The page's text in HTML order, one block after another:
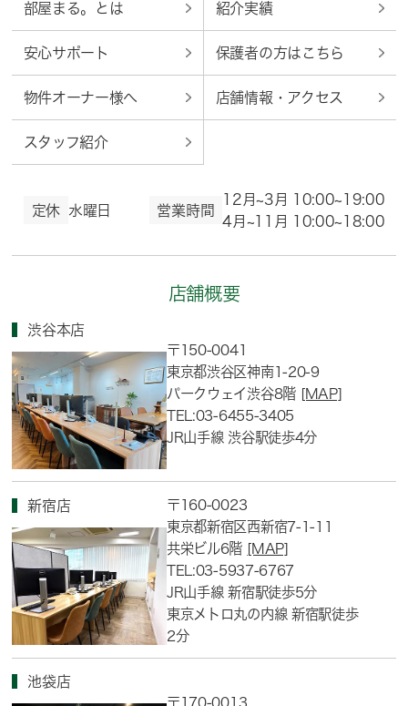
部屋まる。とは 紹介実績
安心サポート 保護者の方はこちら
物件オーナー様へ 店舗情報・アクセス
スタッフ紹介
定休 水曜日 営業時間
12月~3月 10:00~19:00
4月~11月 10:00~18:00
店舗概要
渋谷本店
〒150-0041
東京都渋谷区神南1-20-9
パークウェイ渋谷8階 [MAP]
TEL:03-6455-3405
JR山手線 渋谷駅徒歩4分
新宿店
〒160-0023
東京都新宿区西新宿7-1-11
共栄ビル6階 [MAP]
TEL:03-5937-6767
JR山手線 新宿駅徒歩5分
東京メトロ丸の内線 新宿駅徒歩
2分
池袋店
〒170-0013